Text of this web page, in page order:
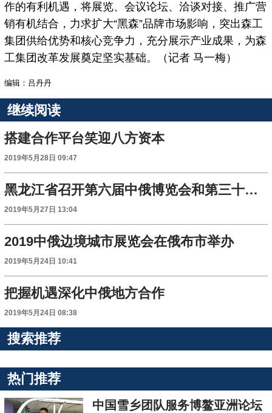
作的有利机遇，将展览、会议论坛、洽谈对接、推广营
销有机结合，力求扩大“黑森”品牌市场影响，突出森工
集团供给优势和核心竞争力，充分展示产业成果，为森
工集团改革发展奠定坚实基础。（记者 马一梅）
编辑：吕丹丹
继续阅读
搭建合作平台笑迎八方资本
2019年5月28日 09:47
黑龙江省召开第六届中俄博览会和第三十届哈洽会新闻宣传工作会议
2019年5月27日 13:04
2019中俄边境城市展览会在俄布市举办
2019年5月24日 10:41
把握机遇深化中俄地方合作
2019年5月24日 08:38
搜索推荐
热门推荐
中国雪乡团队服务博鳌亚洲论坛